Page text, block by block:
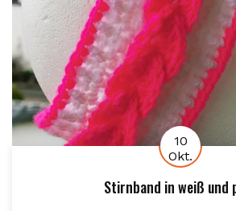
10
Okt.
Stirnband in weiß und